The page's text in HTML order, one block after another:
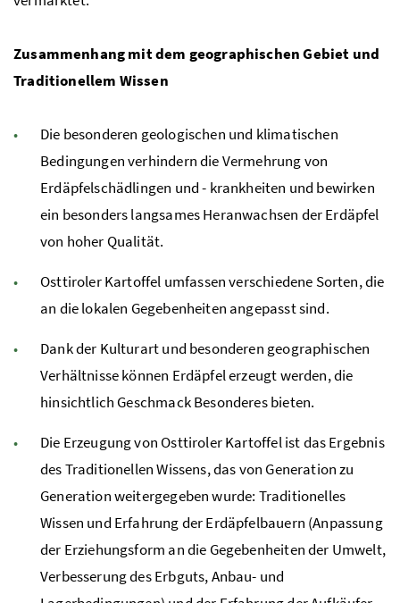
Zusammenhang mit dem geographischen Gebiet und
Traditionellem Wissen
Die besonderen geologischen und klimatischen
Bedingungen verhindern die Vermehrung von
Erdäpfelschädlingen und - krankheiten und bewirken
ein besonders langsames Heranwachsen der Erdäpfel
von hoher Qualität.
Osttiroler Kartoffel umfassen verschiedene Sorten, die
an die lokalen Gegebenheiten angepasst sind.
Dank der Kulturart und besonderen geographischen
Verhältnisse können Erdäpfel erzeugt werden, die
hinsichtlich Geschmack Besonderes bieten.
Die Erzeugung von Osttiroler Kartoffel ist das Ergebnis
des Traditionellen Wissens, das von Generation zu
Generation weitergegeben wurde: Traditionelles
Wissen und Erfahrung der Erdäpfelbauern (Anpassung
der Erziehungsform an die Gegebenheiten der Umwelt,
Verbesserung des Erbguts, Anbau- und